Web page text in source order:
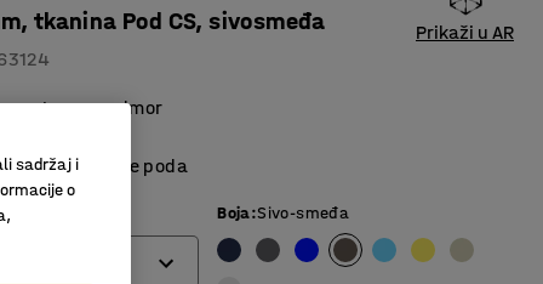
tkanina Pod CS, sivosmeđa Prikaži u AR
za odmor
čišćenje poda
Boja:Sivo-smeđa
sadržaj i
o